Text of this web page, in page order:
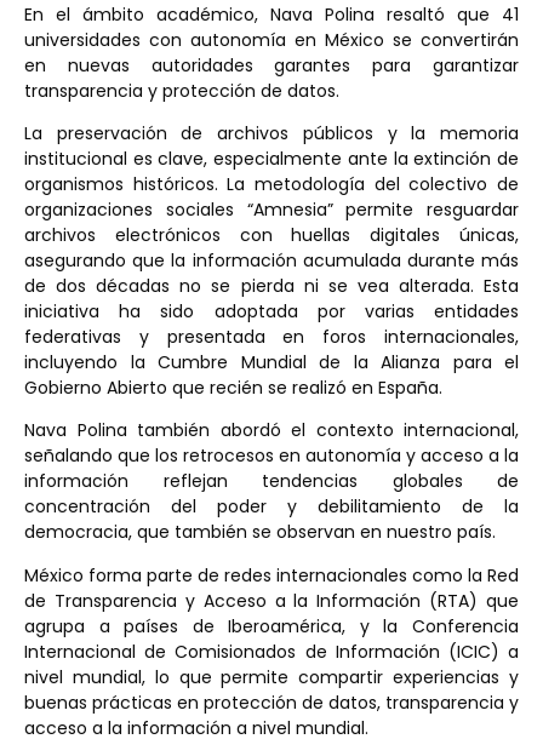
En el ámbito académico, Nava Polina resaltó que 41
universidades con autonomía en México se convertirán
en nuevas autoridades garantes para garantizar
transparencia y protección de datos.
La preservación de archivos públicos y la memoria
institucional es clave, especialmente ante la extinción de
organismos históricos. La metodología del colectivo de
organizaciones sociales “Amnesia” permite resguardar
archivos electrónicos con huellas digitales únicas,
asegurando que la información acumulada durante más
de dos décadas no se pierda ni se vea alterada. Esta
iniciativa ha sido adoptada por varias entidades
federativas y presentada en foros internacionales,
incluyendo la Cumbre Mundial de la Alianza para el
Gobierno Abierto que recién se realizó en España.
Nava Polina también abordó el contexto internacional,
señalando que los retrocesos en autonomía y acceso a la
información reflejan tendencias globales de
concentración del poder y debilitamiento de la
democracia, que también se observan en nuestro país.
México forma parte de redes internacionales como la Red
de Transparencia y Acceso a la Información (RTA) que
agrupa a países de Iberoamérica, y la Conferencia
Internacional de Comisionados de Información (ICIC) a
nivel mundial, lo que permite compartir experiencias y
buenas prácticas en protección de datos, transparencia y
acceso a la información a nivel mundial.